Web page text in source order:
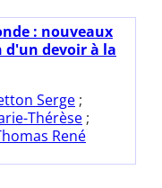
: nouveaux
d'un devoir à la
Serge ;
Thérèse ;
René